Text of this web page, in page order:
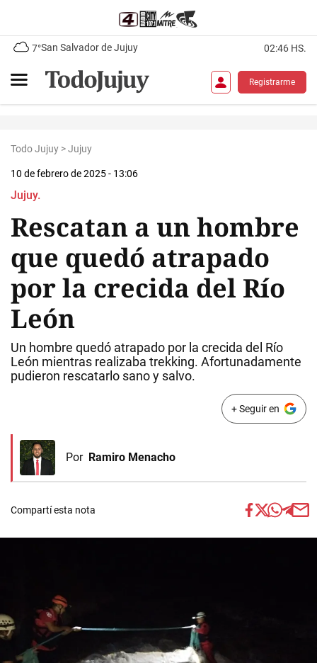
7°San Salvador de Jujuy 02:46 HS.
Registrarme
Todo Jujuy >Jujuy
10 de febrero de 2025 - 13:06
Jujuy.
Rescatan a un hombre
que quedó atrapado
por la crecida del Río
León
Un hombre quedó atrapado por la crecida del Río
León mientras realizaba trekking. Afortunadamente
pudieron rescatarlo sano y salvo.
+ Seguir en
Por Ramiro Menacho
Compartí esta nota